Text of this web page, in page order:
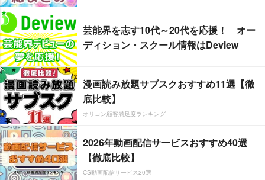
芸能界を志す10代～20代を応援！ オー
ディション・スクール情報はDeview
漫画読み放題サブスクおすすめ11選【徹
底比較】
オリコン顧客満足度ランキング
2026年動画配信サービスおすすめ40選
【徹底比較】
CS動画配信サービス20選